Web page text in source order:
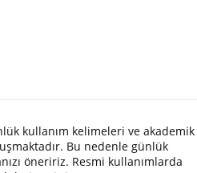
kullanım kelimeleri ve akademik
Bu nedenle günlük
öneririz. Resmi kullanımlarda